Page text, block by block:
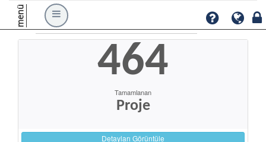
menü
464
Tamamlanan
Proje
Detayları Görüntüle